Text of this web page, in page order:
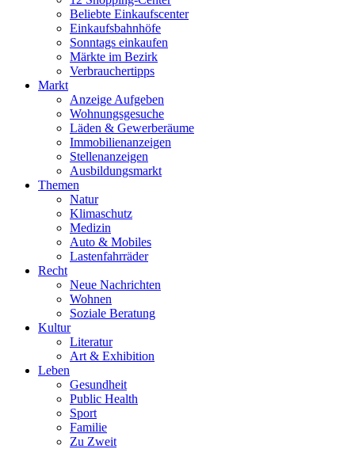
Beliebte Einkaufscenter
Einkaufsbahnhöfe
Sonntags einkaufen
Märkte im Bezirk
Verbrauchertipps
Markt
Anzeige Aufgeben
Wohnungsgesuche
Läden & Gewerberäume
Immobilienanzeigen
Stellenanzeigen
Ausbildungsmarkt
Themen
Natur
Klimaschutz
Medizin
Auto & Mobiles
Lastenfahrräder
Recht
Neue Nachrichten
Wohnen
Soziale Beratung
Kultur
Literatur
Art & Exhibition
Leben
Gesundheit
Public Health
Sport
Familie
Zu Zweit